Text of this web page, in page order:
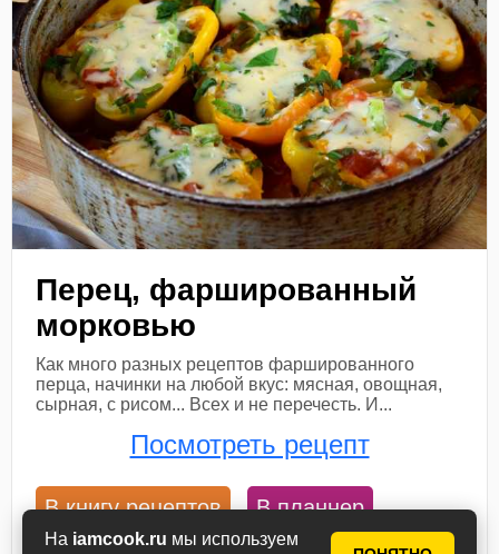
На iamcook.ru мы используем
Перец, фаршированный
морковью
Как много разных рецептов фаршированного
перца, начинки на любой вкус: мясная, овощная,
сырная, с рисом... Всех и не перечесть. И...
Посмотреть рецепт
В книгу рецептов В планнер